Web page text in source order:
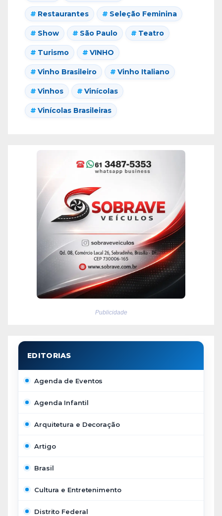
Restaurantes Seleção Feminina
Show São Paulo Teatro
Turismo VINHO
Vinho Brasileiro Vinho Italiano
Vinhos Vinícolas
Vinícolas Brasileiras
Publicidade
Agenda de Eventos
Agenda Infantil
Arquitetura e Decoração
Artigo
Brasil
Cultura e Entretenimento
Distrito Federal